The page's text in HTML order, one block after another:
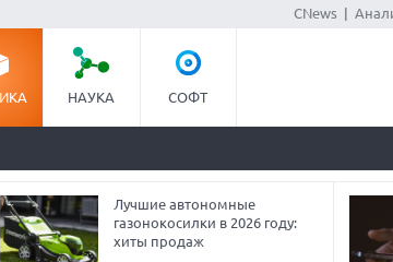
CNews|
НАУКА СОФТ
Лучшие автономные
газонокосилки в 2026 году:
хиты продаж